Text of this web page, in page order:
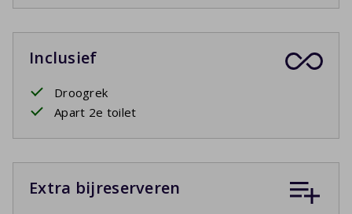
Inclusief
Droogrek
Apart 2e toilet
Extra bijreserveren